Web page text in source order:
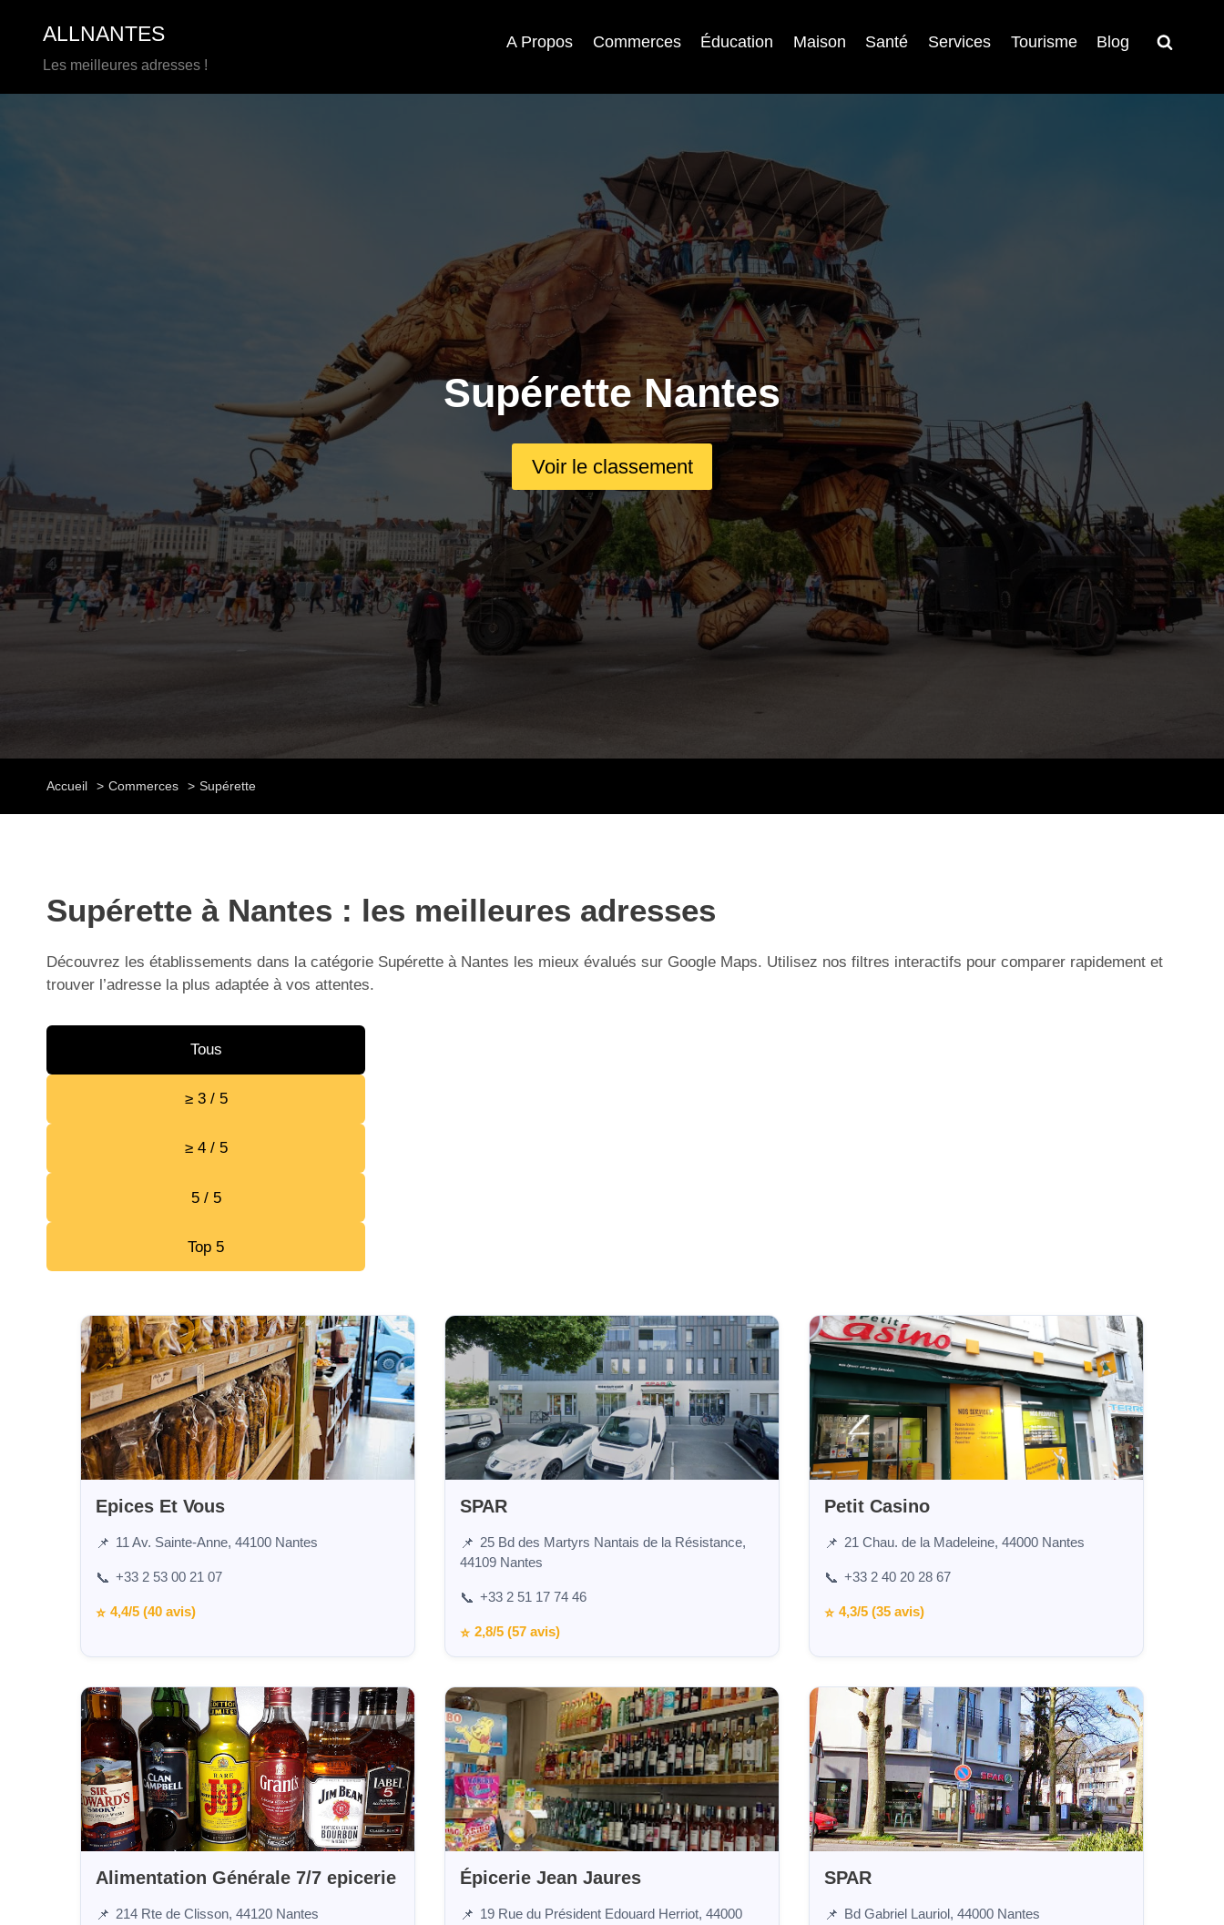
contenu
ALLNANTES
Les meilleures adresses !
A Propos Commerces Éducation Maison Santé Services Tourisme Blog
Supérette Nantes
Voir le classement
Accueil Commerces Supérette
Supérette à Nantes : les meilleures adresses
Découvrez les établissements dans la catégorie Supérette à Nantes les mieux évalués sur Google Maps. Utilisez nos filtres interactifs pour comparer rapidement et
trouver l’adresse la plus adaptée à vos attentes.
Tous
≥ 3 / 5
≥ 4 / 5
5 / 5
Top 5
Epices Et Vous
📌 11 Av. Sainte-Anne, 44100 Nantes
📞 +33 2 53 00 21 07
⭐ 4,4/5 (40 avis)
SPAR
📌 25 Bd des Martyrs Nantais de la Résistance,
44109 Nantes
📞 +33 2 51 17 74 46
⭐ 2,8/5 (57 avis)
Petit Casino
📌 21 Chau. de la Madeleine, 44000 Nantes
📞 +33 2 40 20 28 67
⭐ 4,3/5 (35 avis)
Alimentation Générale 7/7 epicerie
📌 214 Rte de Clisson, 44120 Nantes
Épicerie Jean Jaures
📌 19 Rue du Président Edouard Herriot, 44000
SPAR
📌 Bd Gabriel Lauriol, 44000 Nantes